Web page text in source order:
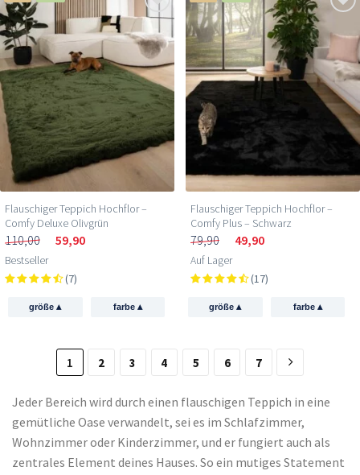
Flauschiger Teppich Hochflor –
Comfy Deluxe Olivgrün
110,00 59,90
Bestseller
(7)
größe▴ farbe ▴
Flauschiger Teppich Hochflor –
Comfy Plus – Schwarz
79,90 49,90
Auf Lager
(17)
größe▴ farbe ▴
1 2 3 4 5 6 7
Jeder Bereich wird durch einen flauschigen Teppich in eine
gemütliche Oase verwandelt, sei es im Schlafzimmer,
Wohnzimmer oder Kinderzimmer, und er fungiert auch als
zentrales Element deines Hauses. So ein mutiges Statement